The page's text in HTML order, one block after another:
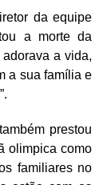
da equipe
a morte da
a vida,
a sua família e
prestou
olimpica como
familiares no